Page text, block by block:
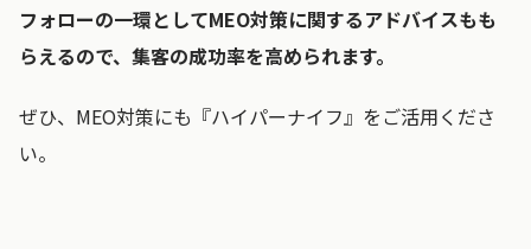
フォローの一環としてMEO対策に関するアドバイスもも
らえるので、集客の成功率を高められます。
ぜひ、MEO対策にも『ハイパーナイフ』をご活用くださ
い。